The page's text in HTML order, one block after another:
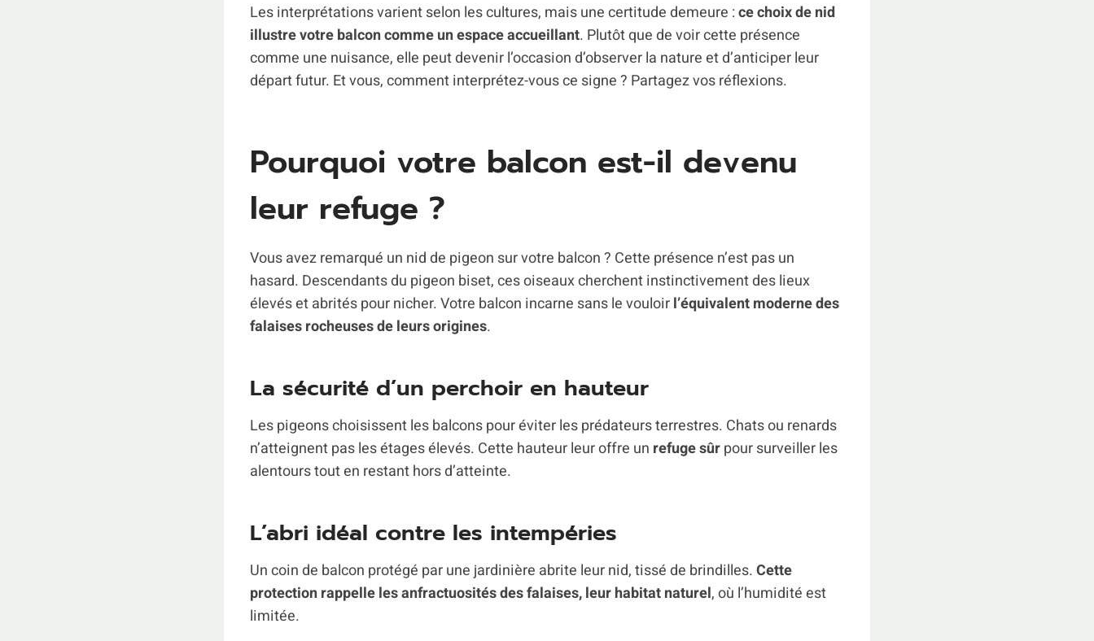
Les interprétations varient selon les cultures, mais une certitude demeure :ce choix de nid
illustre votre balcon comme un espace accueillant. Plutôt que de voir cette présence
comme une nuisance, elle peut devenir l’occasion d’observer la nature et d’anticiper leur
départ futur. Et vous, comment interprétez-vous ce signe ? Partagez vos réflexions.
Pourquoi votre balcon est-il devenu
leur refuge ?
Vous avez remarqué un nid de pigeon sur votre balcon ? Cette présence n’est pas un
hasard. Descendants du pigeon biset, ces oiseaux cherchent instinctivement des lieux
élevés et abrités pour nicher. Votre balcon incarne sans le vouloirl’équivalent moderne des
falaises rocheuses de leurs origines.
La sécurité d’un perchoir en hauteur
Les pigeons choisissent les balcons pour éviter les prédateurs terrestres. Chats ou renards
n’atteignent pas les étages élevés. Cette hauteur leur offre un refuge sûrpour surveiller les
alentours tout en restant hors d’atteinte.
L’abri idéal contre les intempéries
Un coin de balcon protégé par une jardinière abrite leur nid, tissé de brindilles.Cette
protection rappelle les anfractuosités des falaises, leur habitat naturel, où l’humidité est
limitée.